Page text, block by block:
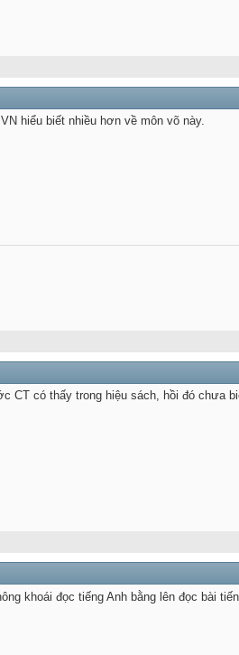
hiểu biết nhiều hơn về môn võ này.
CT có thấy trong hiệu sách, hồi đó chưa
khoái đọc tiếng Anh bằng lên đọc bài